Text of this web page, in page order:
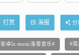
打赏 海报 分
安卓lx music洛雪音乐